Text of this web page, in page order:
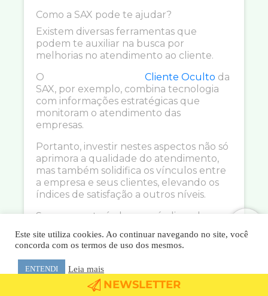
Como a SAX pode te ajudar?
Existem diversas ferramentas que
podem te auxiliar na busca por
melhorias no atendimento ao cliente.
O
Cliente Oculto da
SAX, por exemplo, combina tecnologia
com informações estratégicas que
monitoram o atendimento das
empresas.
Portanto, investir nestes aspectos não só
aprimora a qualidade do atendimento,
mas também solidifica os vínculos entre
a empresa e seus clientes, elevando os
índices de satisfação a outros níveis.
Se a sua meta é elevar os índices de
um atendimento personalizado e
entre em contato conosco agora mesmo
NEWSLETTER
Este site utiliza cookies. Ao continuar navegando no site, você
concorda com os termos de uso dos mesmos.
ENTENDI Leia mais